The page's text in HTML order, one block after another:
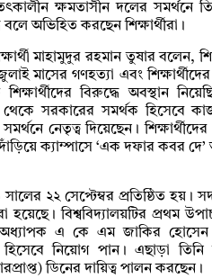
ক্ষমতাসীন দলের সমর্থনে
অভিহিত করছেন শিক্ষার্থীরা।
মাহামুদুর রহমান তুষার বলেন,
মাসের গণহত্যা এবং
বিরুদ্ধে অবস্থান
সরকারের সমর্থক হিসেবে
সমর্থনে নেতৃত্ব দিয়েছেন।
ক্যাম্পাসে ‘এক দফার কবর দে’
সালের ২২ সেপ্টেম্বর প্রতিষ্ঠিত
হয়েছে। বিশ্ববিদ্যালয়টির প্রথম
অধ্যাপক এ কে এম জাকির
হিসেবে নিয়োগ পান। এছাড়া
ডিনের দায়িত্ব পালন করছেন।